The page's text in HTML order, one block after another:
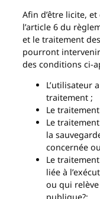
Afin d’être licite,
l’article 6 du
et le traitement
pourront intervenir
des conditions ci-
L’utilisateur
traitement ;
Le
Le
la
concernée
Le
liée à
ou qui relève